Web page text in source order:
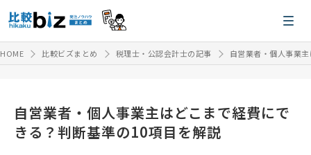
HOME 比較ビズまとめ 税理士・公認会計士の記事 自営業者・個人事業
自営業者・個人事業主はどこまで経費にで
きる？判断基準の10項目を解説